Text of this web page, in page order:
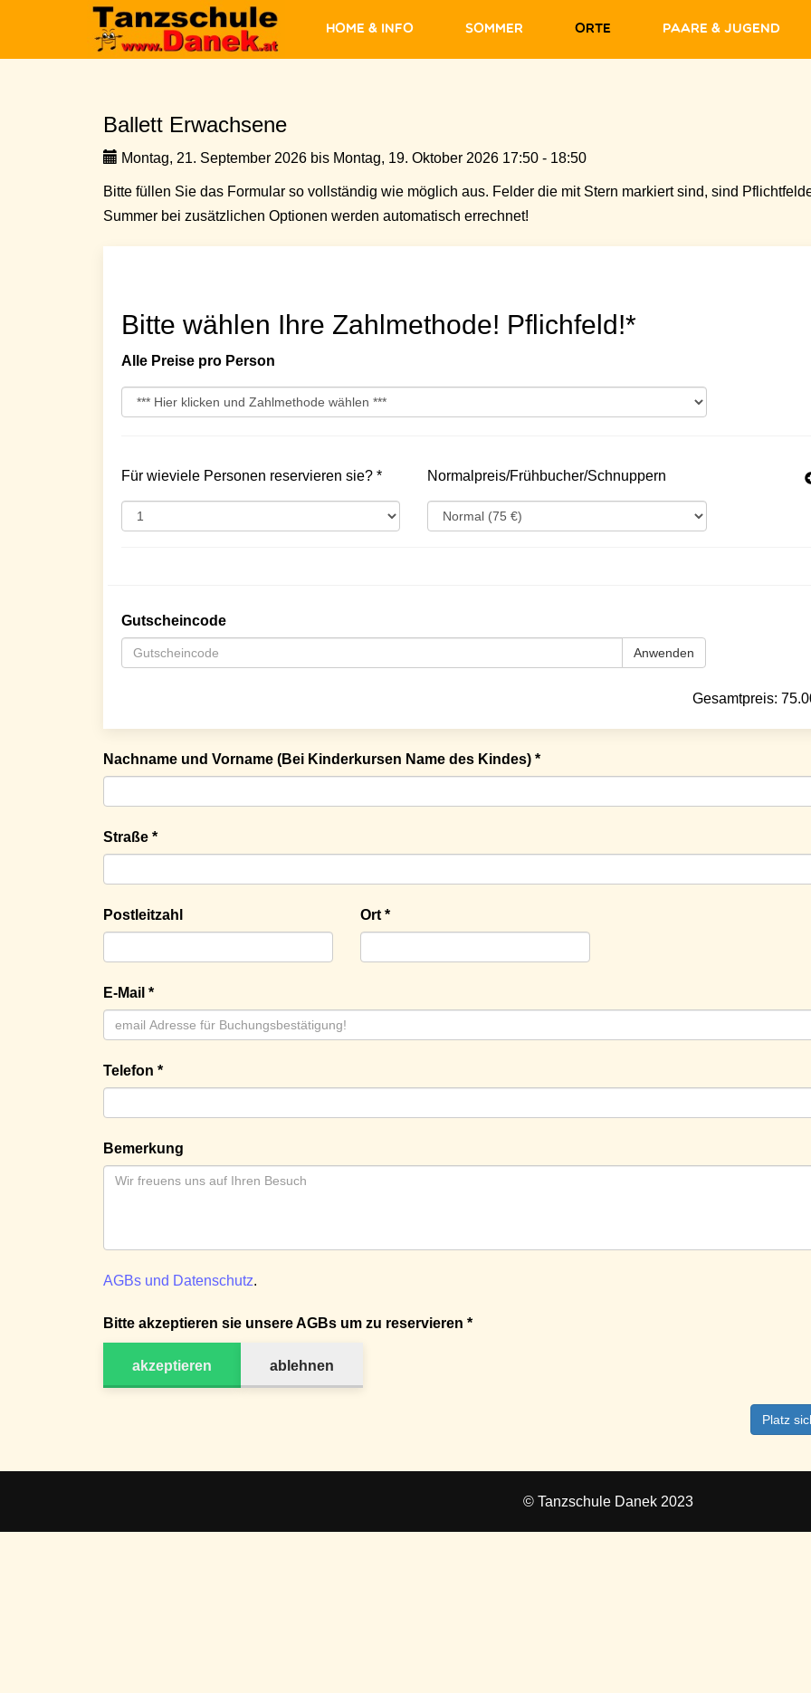
Home & Info Sommer Orte Paare & Jugend
Ballett Erwachsene
Montag, 21. September 2026 bis Montag, 19. Oktober 2026 17:50 - 18:50
Bitte füllen Sie das Formular so vollständig wie möglich aus. Felder die mit Stern markiert sind, sind
Summer bei zusätzlichen Optionen werden automatisch errechnet!
Bitte wählen Ihre Zahlmethode! Pflichfeld!*
Alle Preise pro Person
Für wieviele Personen reservieren sie? * Normalpreis/Frühbucher/Schnuppern
Gutscheincode
Anwenden
Gesamtpreis:
Nachname und Vorname (Bei Kinderkursen Name des Kindes) *
Straße *
Postleitzahl Ort *
E-Mail *
Telefon *
Bemerkung
AGBs und Datenschutz.
Bitte akzeptieren sie unsere AGBs um zu reservieren *
akzeptieren ablehnen
Platz
© Tanzschule Danek 2023